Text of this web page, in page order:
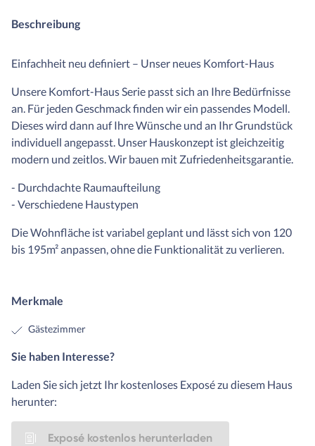
Beschreibung
Einfachheit neu definiert – Unser neues Komfort-Haus
Unsere Komfort-Haus Serie passt sich an Ihre Bedürfnisse
an. Für jeden Geschmack finden wir ein passendes Modell.
Dieses wird dann auf Ihre Wünsche und an Ihr Grundstück
individuell angepasst. Unser Hauskonzept ist gleichzeitig
modern und zeitlos. Wir bauen mit Zufriedenheitsgarantie.
- Durchdachte Raumaufteilung
- Verschiedene Haustypen
Die Wohnfläche ist variabel geplant und lässt sich von 120
bis 195m² anpassen, ohne die Funktionalität zu verlieren.
Merkmale
Gästezimmer
Sie haben Interesse?
Laden Sie sich jetzt Ihr kostenloses Exposé zu diesem Haus
herunter:
Exposé kostenlos herunterladen